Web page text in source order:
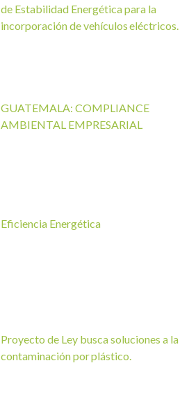
de Estabilidad Energética para la
incorporación de vehículos eléctricos.
GUATEMALA: COMPLIANCE
AMBIENTAL EMPRESARIAL
Eficiencia Energética
Proyecto de Ley busca soluciones a la
contaminación por plástico.